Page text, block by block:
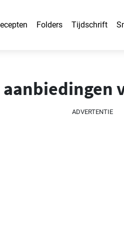
Folders Tijdschrift
ADVERTENTIE